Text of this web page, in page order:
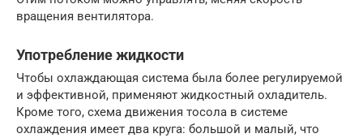
вращения вентилятора.
Употребление жидкости
Чтобы охлаждающая система была более регулируемой
и эффективной, применяют жидкостный охладитель.
Кроме того, схема движения тосола в системе
охлаждения имеет два круга: большой и малый, что